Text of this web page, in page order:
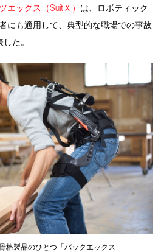
エックス（SuitＸ） は、ロボティック
にも適用して、典型的な職場での事故
た。
格製品のひとつ「バックエックス